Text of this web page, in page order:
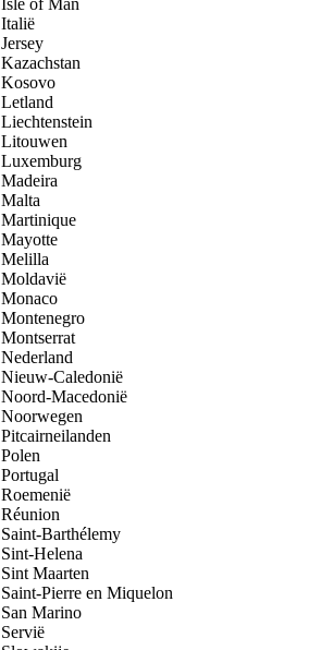
Isle of Man
Italië
Jersey
Kazachstan
Kosovo
Letland
Liechtenstein
Litouwen
Luxemburg
Madeira
Malta
Martinique
Mayotte
Melilla
Moldavië
Monaco
Montenegro
Montserrat
Nederland
Nieuw-Caledonië
Noord-Macedonië
Noorwegen
Pitcairneilanden
Polen
Portugal
Roemenië
Réunion
Saint-Barthélemy
Sint-Helena
Sint Maarten
Saint-Pierre en Miquelon
San Marino
Servië